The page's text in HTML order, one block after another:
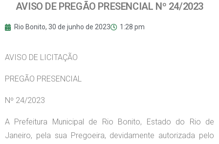
AVISO DE PREGÃO PRESENCIAL Nº 24/2023
Rio Bonito, 30 de junho de 2023 1:28 pm
AVISO DE LICITAÇÃO
PREGÃO PRESENCIAL
Nº 24/2023
A Prefeitura Municipal de Rio Bonito, Estado do Rio de
Janeiro, pela sua Pregoeira, devidamente autorizada pelo